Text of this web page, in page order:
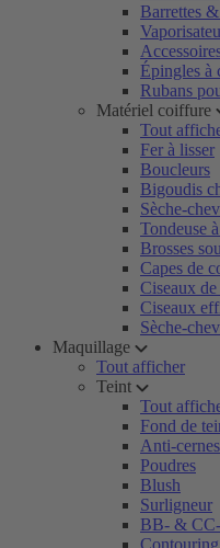
Barrettes
Épingles à
Rubans
Matériel coiffure
Tout
Fer à lisser
Boucleurs
Bigoudis
Sèche-
Tondeuse
Brosses
Capes de
Ciseaux
Ciseaux
Sèche-
Maquillage
Tout afficher
Teint
Tout
Fond de
Anti-cernes
Poudres
Blush
Surligneur
BB- &
Contouring